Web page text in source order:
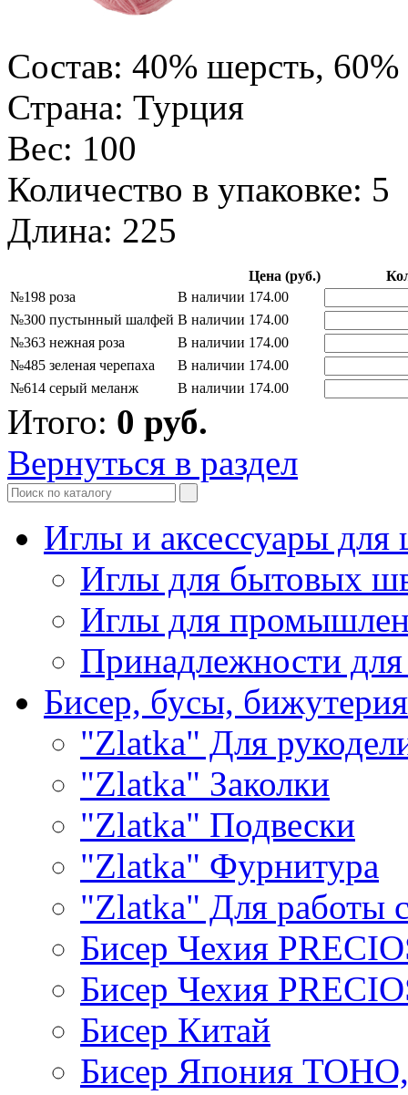
Состав: 40% шерсть, 60%
Страна: Турция
Вес: 100
Количество в упаковке: 5
Длина: 225
Цена (руб.)
№198 роза
В наличии 174.00
№300 пустынный шалфей В наличии 174.00
№363 нежная роза
В наличии 174.00
№485 зеленая черепаха
В наличии 174.00
№614 серый меланж
В наличии 174.00
Итого: 0 руб.
Вернуться в раздел
Иглы и аксессуары
Иглы для бытовых
Иглы для
Принадлежности
Бисер, бусы, бижутерия
"Zlatka" Для
"Zlatka" Заколки
"Zlatka" Подвески
"Zlatka" Фурнитура
"Zlatka" Для работы
Бисер Чехия
Бисер Чехия
Бисер Китай
Бисер Япония